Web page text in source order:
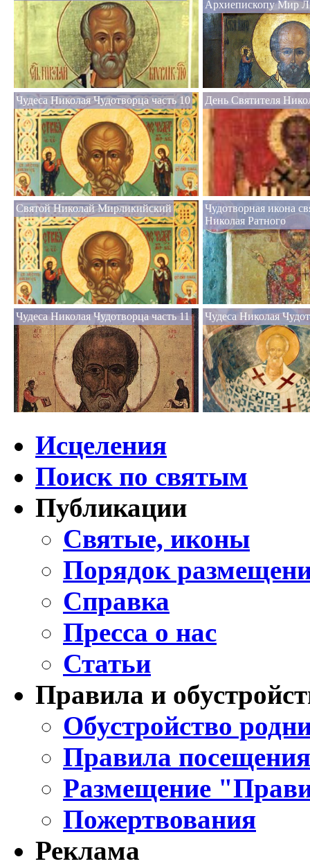
Архиепископу Мир
Чудеса Николая Чудотворца часть 10 День Святителя
Святой Николай Мирликийский
Чудотворная икона
Николая Ратного
Чудеса Николая Чудотворца часть 11 Чудеса Николая
Исцеления
Поиск по святым
Публикации
Святые, иконы
Порядок
Справка
Пресса о нас
Статьи
Правила и
Обустройство
Правила
Размещение
Пожертвования
Реклама